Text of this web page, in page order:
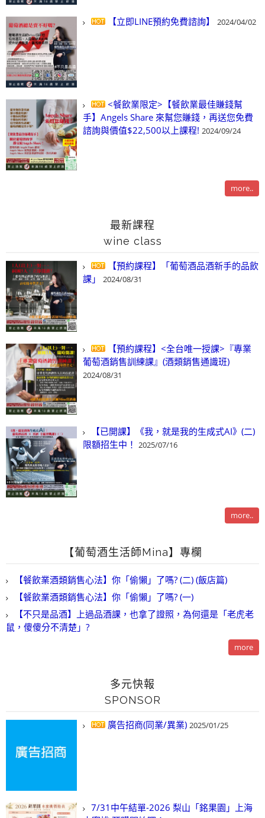
【立即LINE預約免費諮詢】 2024/04/02
<餐飲業限定>【餐飲業最佳賺錢幫
手】Angels Share 來幫您賺錢，再送您免費
諮詢與價值$22,500以上課程! 2024/09/24
more..
最新課程
wine class
【預約課程】「葡萄酒品酒新手的品飲
課」
2024/08/31
【預約課程】<全台唯一授課>『專業
葡萄酒銷售訓練課』(酒類銷售通識班)
2024/08/31
【已開課】《我，就是我的生成式AI》(二)
限額招生中！ 2025/07/16
more..
【葡萄酒生活師Mina】專欄
【餐飲業酒類銷售心法】你「偷懶」了嗎? (二) (飯店篇)
【餐飲業酒類銷售心法】你「偷懶」了嗎? (一)
【不只是品酒】上過品酒課，也拿了證照，為何還是「老虎老
鼠，傻傻分不清楚」?
more
多元快報
SPONSOR
廣告招商(同業/異業) 2025/01/25
7/31中午結單-2026 梨山「銘果園」上海